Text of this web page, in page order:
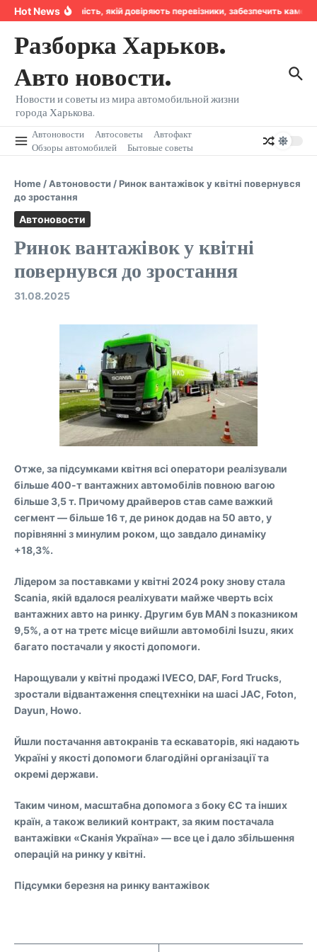
Перейти к содержанию
Hot NewsНадійність, якій довіряють перевізники, забезпечить
Разборка Харьков.
Авто новости.
Новости и советы из мира автомобильной жизни
города Харькова.
Автоновости Автосоветы
Автофакт
Обзоры автомобилей
Бытовые советы
Home /Автоновости /Ринок вантажівок у квітні повернувся
до зростання
Автоновости
Ринок вантажівок у квітні
повернувся до зростання
31.08.2025
Отже, за підсумками квітня всі оператори реалізували
більше 400-т вантажних автомобілів повною вагою
більше 3,5 т. Причому драйверов став саме важкий
сегмент — більше 16 т, де ринок додав на 50 авто, у
порівнянні з минулим роком, що завдало динаміку
+18,3%.
Лідером за поставками у квітні 2024 року знову стала
Scania, якій вдалося реаліхувати майже чверть всіх
вантажних авто на ринку. Другим був MAN з показником
9,5%, а от на третє місце вийшли автомобілі Isuzu, яких
багато постачали у якості допомоги.
Нарощували у квітні продажі IVECO, DAF, Ford Trucks,
зростали відвантаження спецтехніки на шасі JAC, Foton,
Dayun, Howo.
Йшли постачання автокранів та ескаваторів, які надають
Україні у якості допомоги благодійні організації та
окремі держави.
Таким чином, масштабна допомога з боку ЄС та інших
країн, а також великий контракт, за яким постачала
вантажівки «Сканія Україна» — все це і дало збільшення
операцій на ринку у квітні.
Підсумки березня на ринку вантажівок